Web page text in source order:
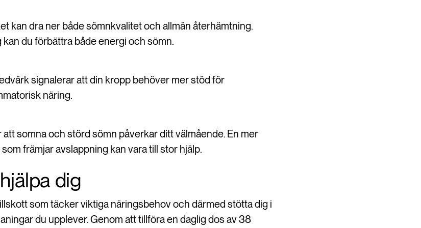
kan dra ner både sömnkvalitet och allmän återhämtning.
du förbättra både energi och sömn.
signalerar att din kropp behöver mer stöd för
näring.
somna och störd sömn påverkar ditt välmående. En mer
främjar avslappning kan vara till stor hjälp.
dig
som täcker viktiga näringsbehov och därmed stötta dig i
du upplever. Genom att tillföra en daglig dos av 38